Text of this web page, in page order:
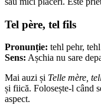
Tel père, tel fils
Pronunție: tehl pehr,
Sens: Așchia nu sare
Mai auzi și Telle mère,
și fiică. Folosește-l când
aspect.